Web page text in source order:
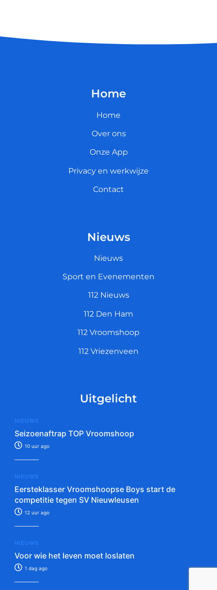
Home
Home
Over ons
Onze App
Privacy en werkwijze
Contact
Nieuws
Nieuws
Sport en Evenementen
112 Nieuws
112 Den Ham
112 Vroomshoop
112 Vriezenveen
Uitgelicht
NIEUWS
Seizoenaftrap TOP Vroomshoop
10 uur ago
NIEUWS
Eersteklasser Vroomshoopse Boys start de
competitie tegen SV Nieuwleusen
12 uur ago
NIEUWS
Voor wie het leven moet loslaten
1 dag ago